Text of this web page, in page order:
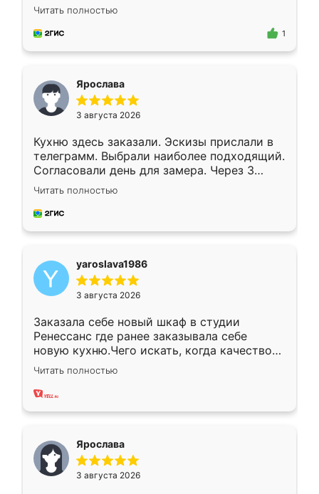
короткие сроки изготовления. Приехавший
для замера сотрудник Владислав
предложил по моему эскизу самый
Читать полностью
1
Ярослава
3 августа 2026
Кухню здесь заказали. Эскизы прислали в
телеграмм. Выбрали наиболее подходящий.
Согласовали день для замера. Через 3
недели кухня была уже готова. Остались
довольны работой. Спасибо Ренессанс
мебель за качественную работу!
Читать полностью
yaroslava1986
3 августа 2026
Заказала себе новый шкаф в студии
Ренессанс где ранее заказывала себе
новую кухню.Чего искать, когда качеством
вполне довольна. Служит кухня уже почти
два года, нареканий нет.
Читать полностью
Ярослава
3 августа 2026